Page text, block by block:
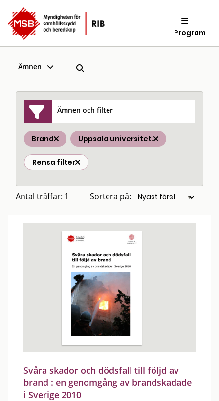
Program
Ämnen
Ämnen och filter
Brand Uppsala universitet.
Rensa filter
Antal träffar: 1 Sortera på:
Svåra skador och dödsfall till följd av
brand : en genomgång av brandskadade
i Sverige 2010